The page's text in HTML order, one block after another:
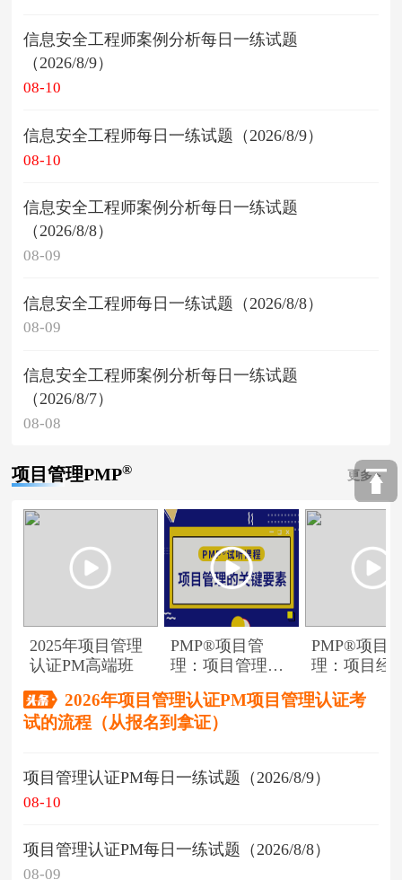
信息安全工程师案例分析每日一练试题
（2026/8/9）
08-10
信息安全工程师每日一练试题（2026/8/9）
08-10
信息安全工程师案例分析每日一练试题
（2026/8/8）
08-09
信息安全工程师每日一练试题（2026/8/8）
08-09
信息安全工程师案例分析每日一练试题
（2026/8/7）
08-08
项目管理PMP® 更多
2025年项目管理
认证PM高端班
PMP®项目管
理：项目管理的
PMP®项目
理：项目经
2026年项目管理认证PM项目管理认证考
试的流程（从报名到拿证）
项目管理认证PM每日一练试题（2026/8/9）
08-10
项目管理认证PM每日一练试题（2026/8/8）
08-09